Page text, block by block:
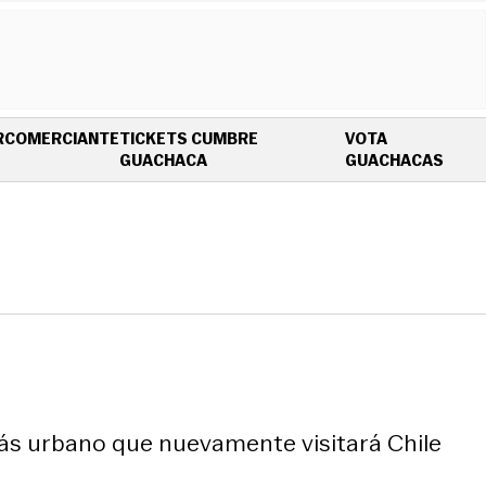
COMERCIANTETICKETS CUMBRE
GUACHACAOPENS IN NEW WINDOW
VOTA
GUACHACAS
urbano que nuevamente visitará Chile